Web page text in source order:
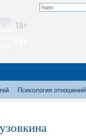
Психология отношений